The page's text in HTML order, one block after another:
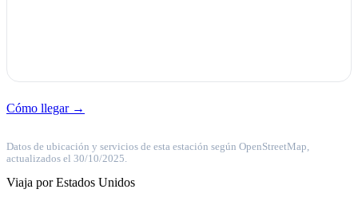
Cómo llegar →
Datos de ubicación y servicios de esta estación según OpenStreetMap,
actualizados el 30/10/2025.
Viaja por Estados Unidos